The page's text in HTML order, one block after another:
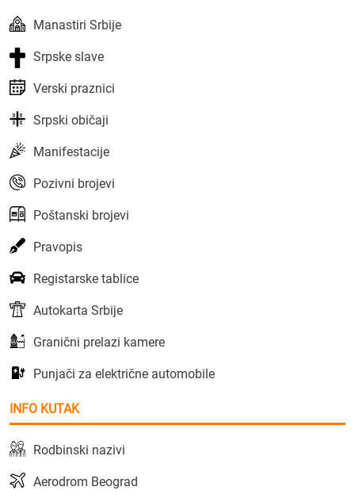
Manastiri Srbije
Srpske slave
Verski praznici
Srpski običaji
Manifestacije
Pozivni brojevi
Poštanski brojevi
Pravopis
Registarske tablice
Autokarta Srbije
Granični prelazi kamere
Punjači za električne automobile
INFO KUTAK
Rodbinski nazivi
Aerodrom Beograd